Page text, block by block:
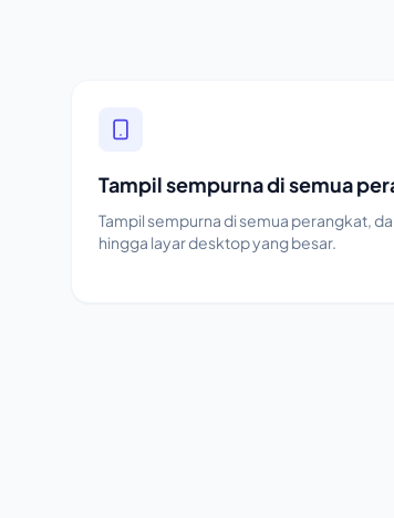
Tampil sempurna di semua
Tampil sempurna di semua perangkat,
hingga layar desktop yang besar.